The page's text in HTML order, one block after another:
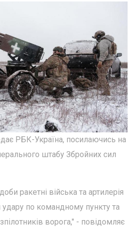
РБК-Україна, посилаючись на
штабу Збройних сил
ракетні війська та артилерія
по командному пункту та
ворога," - повідомляє